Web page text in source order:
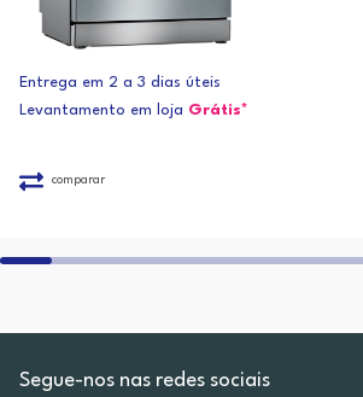
Entrega em 2 a 3 dias úteis
Levantamento em loja Grátis*
comparar
Segue-nos nas redes sociais